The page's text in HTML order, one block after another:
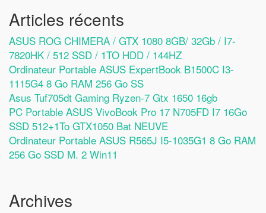
Articles récents
ASUS ROG CHIMERA / GTX 1080 8GB/ 32Gb / I7-
7820HK / 512 SSD / 1TO HDD / 144HZ
Ordinateur Portable ASUS ExpertBook B1500C I3-
1115G4 8 Go RAM 256 Go SS
Asus Tuf705dt Gaming Ryzen-7 Gtx 1650 16gb
PC Portable ASUS VivoBook Pro 17 N705FD I7 16Go
SSD 512+1To GTX1050 Bat NEUVE
Ordinateur Portable ASUS R565J I5-1035G1 8 Go RAM
256 Go SSD M. 2 Win11
Archives